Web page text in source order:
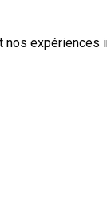
nos